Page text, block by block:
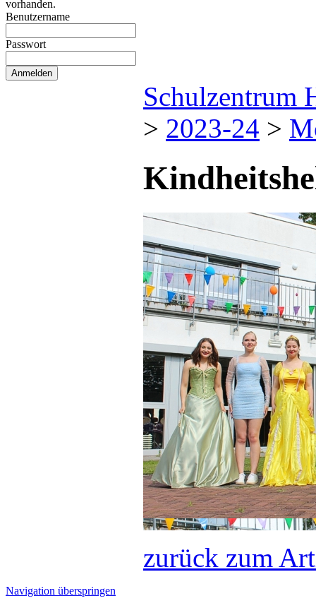
vorhanden.
Benutzername
Passwort
Schulzentrum
> 2023-24 >
zurück zum
Navigation überspringen